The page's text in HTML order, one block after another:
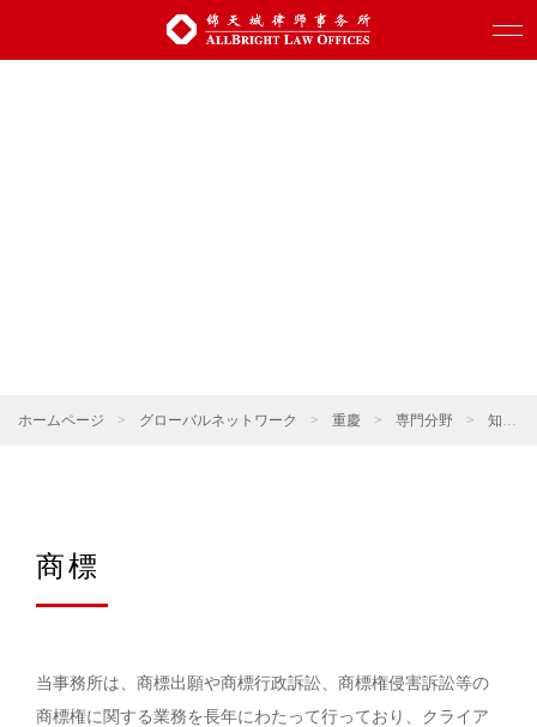
ホームページ > グローバルネットワーク > 重慶 > 専門分野 > 知的財産権
商標
当事務所は、商標出願や商標行政訴訟、商標権侵害訴訟等の
商標権に関する業務を長年にわたって行っており、クライア